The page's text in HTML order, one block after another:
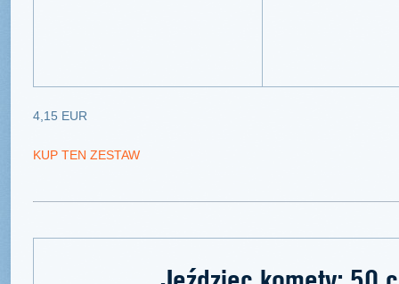
4,15 EUR
KUP TEN ZESTAW